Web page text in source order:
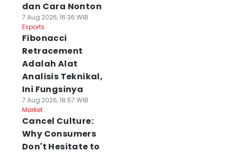
dan Cara Nonton
7 Aug 2026, 16:36 WIB
Esports
Fibonacci
Retracement
Adalah Alat
Analisis Teknikal,
Ini Fungsinya
7 Aug 2026, 18:57 WIB
Market
Cancel Culture:
Why Consumers
Don't Hesitate to